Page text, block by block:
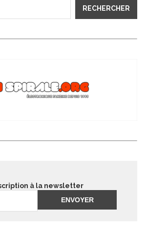
RECHERCHER
à la newsletter